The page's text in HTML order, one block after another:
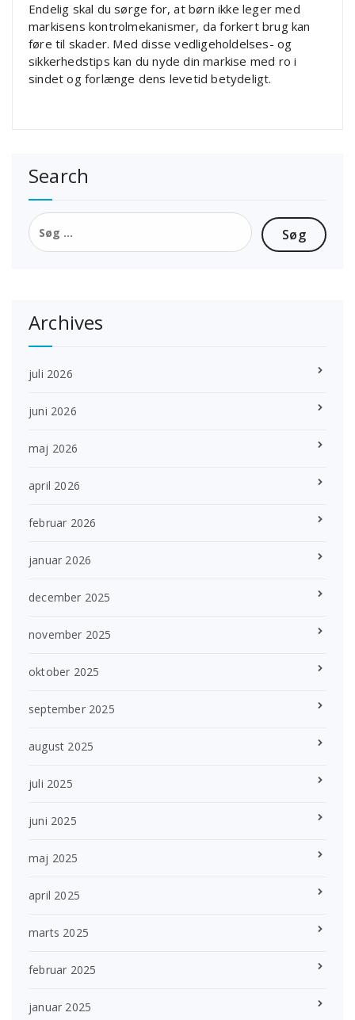
Endelig skal du sørge for, at børn ikke leger med
markisens kontrolmekanismer, da forkert brug kan
føre til skader. Med disse vedligeholdelses- og
sikkerhedstips kan du nyde din markise med ro i
sindet og forlænge dens levetid betydeligt.
Search
Søg
efter:
Archives
juli 2026
juni 2026
maj 2026
april 2026
februar 2026
januar 2026
december 2025
november 2025
oktober 2025
september 2025
august 2025
juli 2025
juni 2025
maj 2025
april 2025
marts 2025
februar 2025
januar 2025